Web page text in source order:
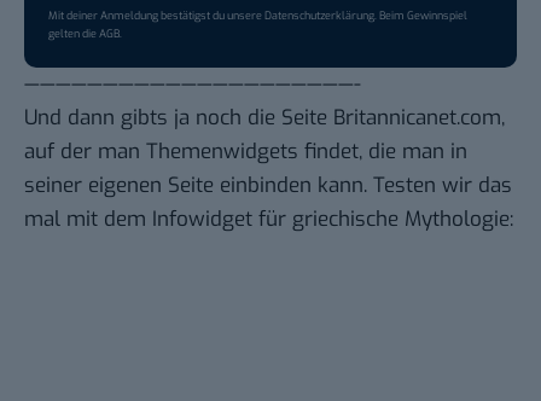
Mit deiner Anmeldung bestätigst du unsereDatenschutzerklärung. Beim Gewinnspiel
gelten dieAGB.
—————————————————————-
Und dann gibts ja noch die Seite Britannicanet.com,
auf der man Themenwidgets findet, die man in
seiner eigenen Seite einbinden kann. Testen wir das
mal mit dem Infowidget für griechische Mythologie: